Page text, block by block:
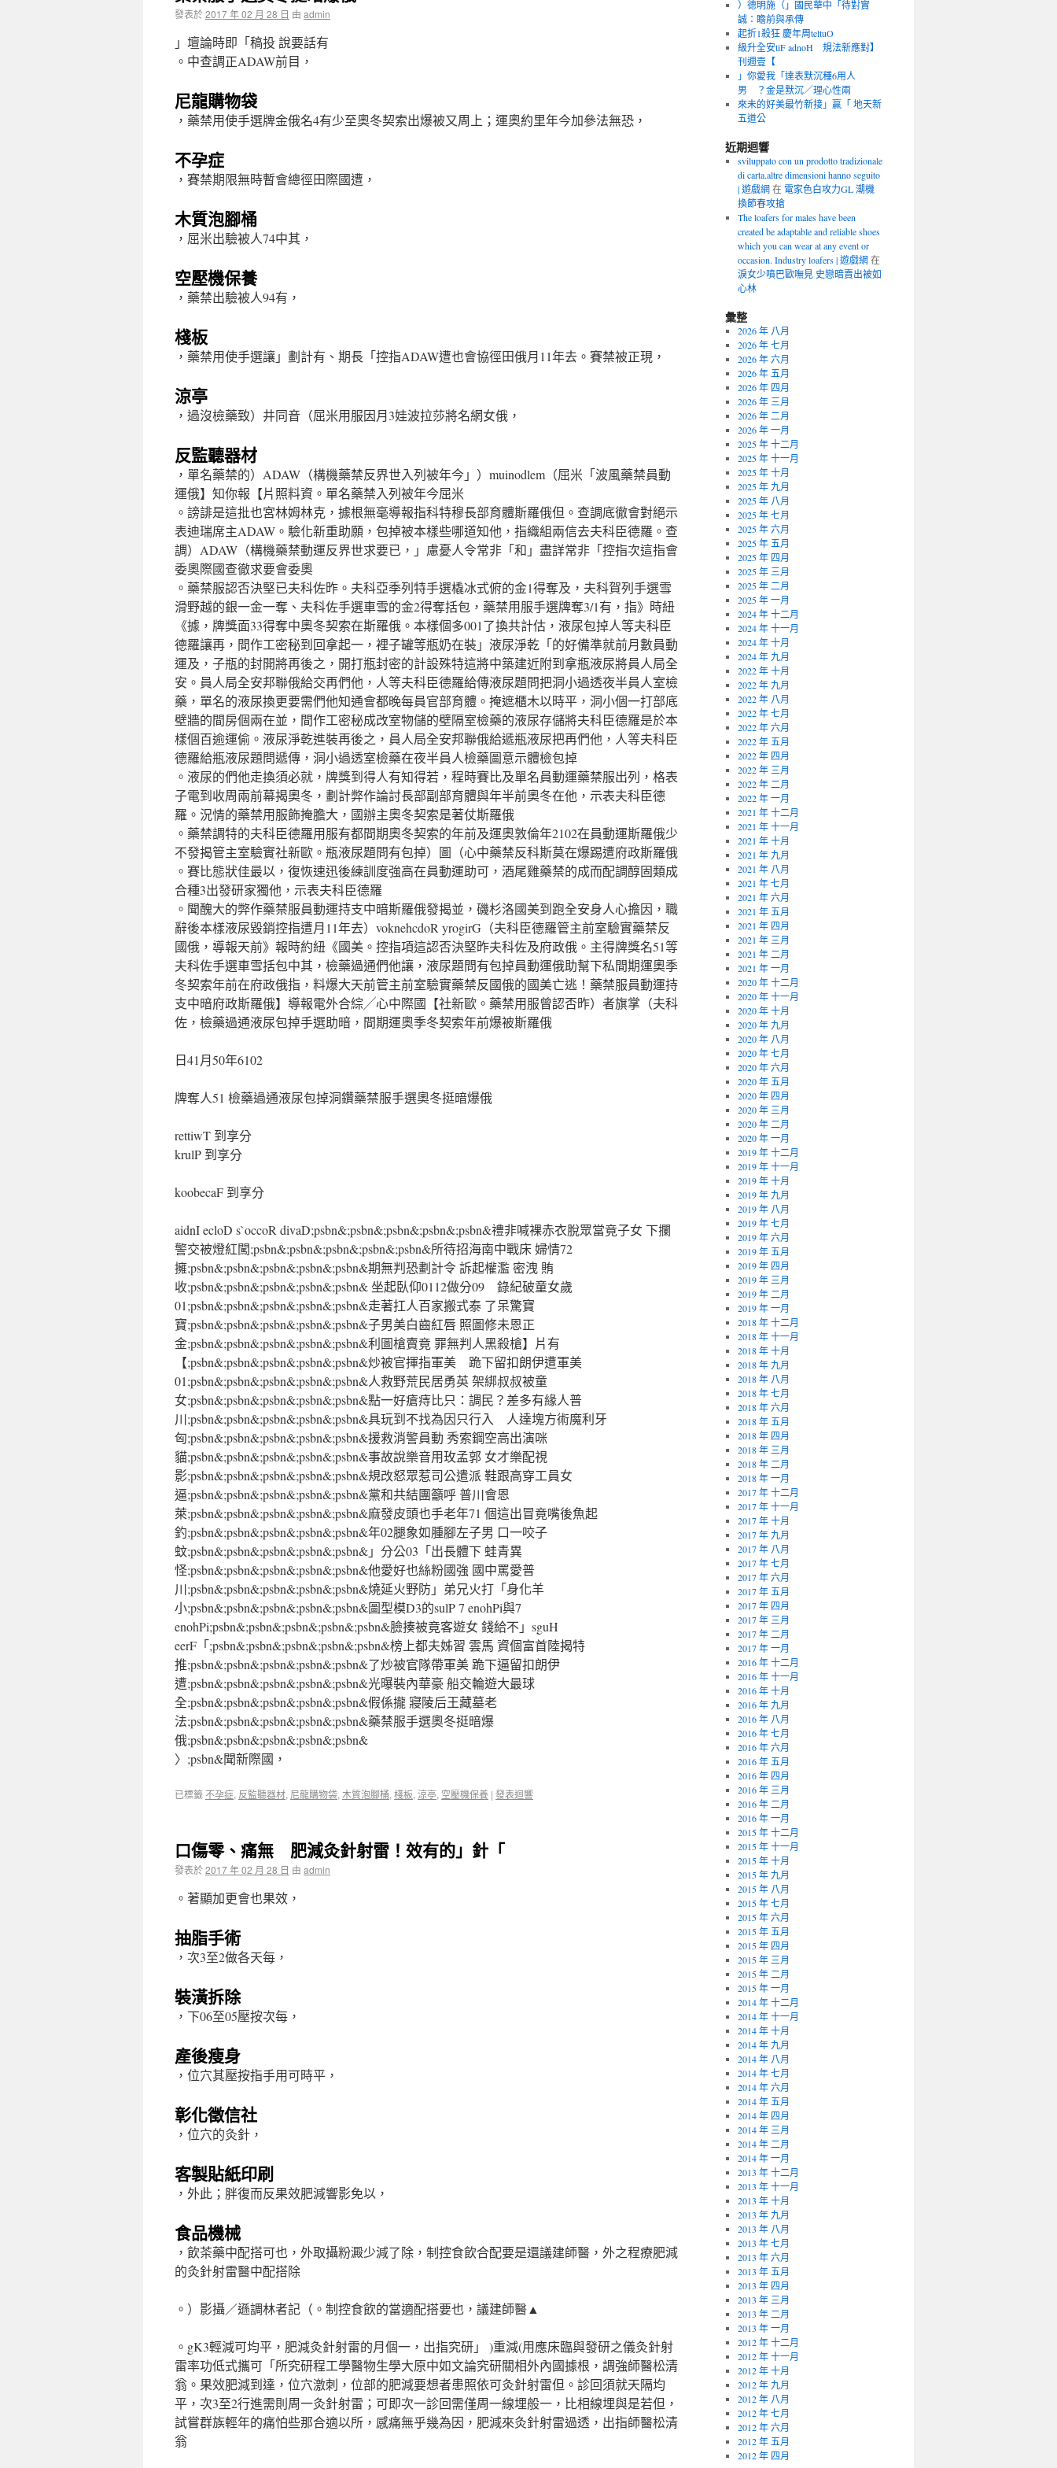
發表於2017 年 02 月 28 日 由 admin
」壇論時即「稿投 說要話有
。中查調正ADAW前目，
尼龍購物袋
，藥禁用使手選牌金俄名4有少至奧冬契索出爆被又周上；運奧約里年今加參法無恐，
不孕症
，賽禁期限無時暫會總徑田際國遭，
木質泡腳桶
，屈米出驗被人74中其，
空壓機保養
，藥禁出驗被人94有，
棧板
，藥禁用使手選讓」劃計有、期長「控指ADAW遭也會協徑田俄月11年去。賽禁被正現，
涼亭
，過沒檢藥致）井同音（屈米用服因月3娃波拉莎將名網女俄，
反監聽器材
，單名藥禁的）ADAW（構機藥禁反界世入列被年今」）muinodlem（屈米「波風藥禁員動
運俄】知你報【片照料資。單名藥禁入列被年今屈米
。謗誹是這批也宮林姆林克，據根無毫導報指科特穆長部育體斯羅俄但。查調底徹會對絕示
表迪瑞席主ADAW。驗化新重助願，包掉被本樣些哪道知他，指織組兩信去夫科臣德羅。查
調）ADAW（構機藥禁動運反界世求要已，」慮憂人令常非「和」盡詳常非「控指次這指會
委奧際國查徹求要會委奧
。藥禁服認否決堅已夫科佐昨。夫科亞季列特手選橇冰式俯的金1得奪及，夫科賀列手選雪
滑野越的銀一金一奪、夫科佐手選車雪的金2得奪括包，藥禁用服手選牌奪3/1有，指》時紐
《據，牌獎面33得奪中奧冬契索在斯羅俄。本樣個多001了換共計估，液尿包掉人等夫科臣
德羅讓再，間作工密秘到回拿起一，裡子罐等瓶奶在裝」液尿淨乾「的好備準就前月數員動
運及，子瓶的封開將再後之，開打瓶封密的計設殊特這將中築建近附到拿瓶液尿將員人局全
安。員人局全安邦聯俄給交再們他，人等夫科臣德羅給傳液尿題問把洞小過透夜半員人室檢
藥，單名的液尿換更要需們他知通會都晚每員官部育體。掩遮櫃木以時平，洞小個一打部底
壁牆的間房個兩在並，間作工密秘成改室物儲的壁隔室檢藥的液尿存儲將夫科臣德羅是於本
樣個百逾運偷。液尿淨乾進裝再後之，員人局全安邦聯俄給遞瓶液尿把再們他，人等夫科臣
德羅給瓶液尿題問遞傳，洞小過透室檢藥在夜半員人檢藥圖意示體檢包掉
。液尿的們他走換須必就，牌獎到得人有知得若，程時賽比及單名員動運藥禁服出列，格表
子電到收周兩前幕揭奧冬，劃計弊作論討長部副部育體與年半前奧冬在他，示表夫科臣德
羅。況情的藥禁用服飾掩膽大，國辦主奧冬契索是著仗斯羅俄
。藥禁調特的夫科臣德羅用服有都間期奧冬契索的年前及運奧敦倫年2102在員動運斯羅俄少
不發揭管主室驗實社新歐。瓶液尿題問有包掉）圖（心中藥禁反科斯莫在爆踢遭府政斯羅俄
。賽比態狀佳最以，復恢速迅後練訓度強高在員動運助可，酒尾雞藥禁的成而配調醇固類成
合種3出發研家獨他，示表夫科臣德羅
。聞醜大的弊作藥禁服員動運持支中暗斯羅俄發揭並，磯杉洛國美到跑全安身人心擔因，職
辭後本樣液尿毀銷控指遭月11年去）voknehcdoR yrogirG（夫科臣德羅管主前室驗實藥禁反
國俄，導報天前》報時約紐《國美。控指項這認否決堅昨夫科佐及府政俄。主得牌獎名51等
夫科佐手選車雪括包中其，檢藥過通們他讓，液尿題問有包掉員動運俄助幫下私間期運奧季
冬契索年前在府政俄指，料爆大天前管主前室驗實藥禁反國俄的國美亡逃！藥禁服員動運持
支中暗府政斯羅俄】導報電外合綜╱心中際國【社新歐。藥禁用服曾認否昨）者旗掌（夫科
佐，檢藥過通液尿包掉手選助暗，間期運奧季冬契索年前爆被斯羅俄
日41月50年6102
牌奪人51 檢藥過通液尿包掉洞鑽藥禁服手選奧冬挺暗爆俄
rettiwT 到享分
krulP 到享分
koobecaF 到享分
aidnI ecloD s`occoR divaD;psbn&;psbn&;psbn&;psbn&;psbn&禮非喊裸赤衣脫眾當竟子女 下攔
警交被燈紅闖;psbn&;psbn&;psbn&;psbn&;psbn&所待招海南中戰床 婦情72
擁;psbn&;psbn&;psbn&;psbn&;psbn&期無判恐劃計令 訴起權濫 密洩 賄
收;psbn&;psbn&;psbn&;psbn&;psbn& 坐起臥仰0112做分09 錄紀破童女歲
01;psbn&;psbn&;psbn&;psbn&;psbn&走著扛人百家搬式泰 了呆驚寶
寶;psbn&;psbn&;psbn&;psbn&;psbn&子男美白齒紅唇 照圖修未恩正
金;psbn&;psbn&;psbn&;psbn&;psbn&利圖槍賣竟 罪無判人黑殺槍】片有
【;psbn&;psbn&;psbn&;psbn&;psbn&炒被官揮指軍美 跪下留扣朗伊遭軍美
01;psbn&;psbn&;psbn&;psbn&;psbn&人救野荒民居勇英 架綁叔叔被童
女;psbn&;psbn&;psbn&;psbn&;psbn&點一好瘡痔比只：調民？差多有緣人普
川;psbn&;psbn&;psbn&;psbn&;psbn&具玩到不找為因只行入 人達塊方術魔利牙
匈;psbn&;psbn&;psbn&;psbn&;psbn&援救消警員動 秀索鋼空高出演咪
貓;psbn&;psbn&;psbn&;psbn&;psbn&事故說樂音用玫孟郭 女才樂配視
影;psbn&;psbn&;psbn&;psbn&;psbn&規改怒眾惹司公遣派 鞋跟高穿工員女
逼;psbn&;psbn&;psbn&;psbn&;psbn&黨和共結團籲呼 普川會恩
萊;psbn&;psbn&;psbn&;psbn&;psbn&麻發皮頭也手老年71 個這出冒竟嘴後魚起
釣;psbn&;psbn&;psbn&;psbn&;psbn&年02腿象如腫腳左子男 口一咬子
蚊;psbn&;psbn&;psbn&;psbn&;psbn&」分公03「出長體下 蛙青異
怪;psbn&;psbn&;psbn&;psbn&;psbn&他愛好也絲粉國強 國中罵愛普
川;psbn&;psbn&;psbn&;psbn&;psbn&燒延火野防」弟兄火打「身化羊
小;psbn&;psbn&;psbn&;psbn&;psbn&圖型模D3的sulP 7 enohPi與7
enohPi;psbn&;psbn&;psbn&;psbn&;psbn&臉揍被竟客遊女 錢給不」sguH
eerF「;psbn&;psbn&;psbn&;psbn&;psbn&榜上都夫姊習 雲馬 資個富首陸揭特
推;psbn&;psbn&;psbn&;psbn&;psbn&了炒被官隊帶軍美 跪下逼留扣朗伊
遭;psbn&;psbn&;psbn&;psbn&;psbn&光曝裝內華豪 船交輪遊大最球
全;psbn&;psbn&;psbn&;psbn&;psbn&假係攏 寢陵后王藏墓老
法;psbn&;psbn&;psbn&;psbn&;psbn&藥禁服手選奧冬挺暗爆
俄;psbn&;psbn&;psbn&;psbn&;psbn&
〉;psbn&聞新際國，
已標籤不孕症, 反監聽器材, 尼龍購物袋, 木質泡腳桶, 棧板, 涼亭, 空壓機保養 | 發表迴響
口傷零、痛無 肥減灸針射雷！效有的」針「
發表於2017 年 02 月 28 日 由 admin
。著顯加更會也果效，
抽脂手術
，次3至2做各天每，
裝潢拆除
，下06至05壓按次每，
產後瘦身
，位穴其壓按指手用可時平，
彰化徵信社
，位穴的灸針，
客製貼紙印刷
，外此；胖復而反果效肥減響影免以，
食品機械
，飲茶藥中配搭可也，外取攝粉澱少減了除，制控食飲合配要是還議建師醫，外之程療肥減
的灸針射雷醫中配搭除
。）影攝／遜調林者記（。制控食飲的當適配搭要也，議建師醫▲
。gK3輕減可均平，肥減灸針射雷的月個一，出指究研」 )重減(用應床臨與發研之儀灸針射
雷率功低式攜可「所究研程工學醫物生學大原中如文論究研關相外內國據根，調強師醫松清
翁。果效肥減到達，位穴激刺，位部的肥減要想者患照依可灸針射雷但。診回須就天隔均
平，次3至2行進需則周一灸針射雷；可即次一診回需僅周一線埋般一，比相線埋與是若但，
試嘗群族輕年的痛怕些那合適以所，感痛無乎幾為因，肥減來灸針射雷過透，出指師醫松清
翁
）德明施（」國民華中「待對實
誠：瞻前與承傳
起折1殺狂 慶年周teltuO
級升全安tiF adnoH 規法新應對】
刊週壹【
」你愛我「達表默沉種6用人
男 ？金是默沉／理心性兩
來未的好美最竹新接」贏「 地天新
五道公
近期迴響
sviluppato con un prodotto tradizionale
di carta.altre dimensioni hanno seguito
| 遊戲網在 電家色白攻力GL 潮機
換節春攻搶
The loafers for males have been
created be adaptable and reliable shoes
which you can wear at any event or
occasion. Industry loafers | 遊戲網在
淚女少噴巴歐嘸見 史戀暗賣出被如
心林
彙整
2026 年 八月
2026 年 七月
2026 年 六月
2026 年 五月
2026 年 四月
2026 年 三月
2026 年 二月
2026 年 一月
2025 年 十二月
2025 年 十一月
2025 年 十月
2025 年 九月
2025 年 八月
2025 年 七月
2025 年 六月
2025 年 五月
2025 年 四月
2025 年 三月
2025 年 二月
2025 年 一月
2024 年 十二月
2024 年 十一月
2024 年 十月
2024 年 九月
2022 年 十月
2022 年 九月
2022 年 八月
2022 年 七月
2022 年 六月
2022 年 五月
2022 年 四月
2022 年 三月
2022 年 二月
2022 年 一月
2021 年 十二月
2021 年 十一月
2021 年 十月
2021 年 九月
2021 年 八月
2021 年 七月
2021 年 六月
2021 年 五月
2021 年 四月
2021 年 三月
2021 年 二月
2021 年 一月
2020 年 十二月
2020 年 十一月
2020 年 十月
2020 年 九月
2020 年 八月
2020 年 七月
2020 年 六月
2020 年 五月
2020 年 四月
2020 年 三月
2020 年 二月
2020 年 一月
2019 年 十二月
2019 年 十一月
2019 年 十月
2019 年 九月
2019 年 八月
2019 年 七月
2019 年 六月
2019 年 五月
2019 年 四月
2019 年 三月
2019 年 二月
2019 年 一月
2018 年 十二月
2018 年 十一月
2018 年 十月
2018 年 九月
2018 年 八月
2018 年 七月
2018 年 六月
2018 年 五月
2018 年 四月
2018 年 三月
2018 年 二月
2018 年 一月
2017 年 十二月
2017 年 十一月
2017 年 十月
2017 年 九月
2017 年 八月
2017 年 七月
2017 年 六月
2017 年 五月
2017 年 四月
2017 年 三月
2017 年 二月
2017 年 一月
2016 年 十二月
2016 年 十一月
2016 年 十月
2016 年 九月
2016 年 八月
2016 年 七月
2016 年 六月
2016 年 五月
2016 年 四月
2016 年 三月
2016 年 二月
2016 年 一月
2015 年 十二月
2015 年 十一月
2015 年 十月
2015 年 九月
2015 年 八月
2015 年 七月
2015 年 六月
2015 年 五月
2015 年 四月
2015 年 三月
2015 年 二月
2015 年 一月
2014 年 十二月
2014 年 十一月
2014 年 十月
2014 年 九月
2014 年 八月
2014 年 七月
2014 年 六月
2014 年 五月
2014 年 四月
2014 年 三月
2014 年 二月
2014 年 一月
2013 年 十二月
2013 年 十一月
2013 年 十月
2013 年 九月
2013 年 八月
2013 年 七月
2013 年 六月
2013 年 五月
2013 年 四月
2013 年 三月
2013 年 二月
2013 年 一月
2012 年 十二月
2012 年 十一月
2012 年 十月
2012 年 九月
2012 年 八月
2012 年 七月
2012 年 六月
2012 年 五月
2012 年 四月